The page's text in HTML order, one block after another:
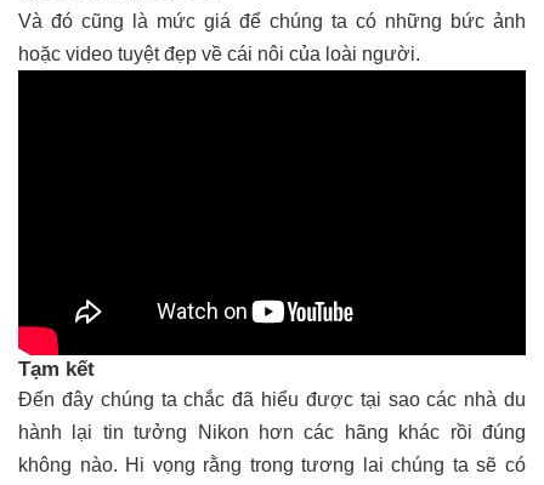
Và đó cũng là mức giá để chúng ta có những bức ảnh
hoặc video tuyệt đẹp về cái nôi của loài người.
Tạm kết
Đến đây chúng ta chắc đã hiểu được tại sao các nhà du
hành lại tin tưởng Nikon hơn các hãng khác rồi đúng
không nào. Hi vọng rằng trong tương lai chúng ta sẽ có